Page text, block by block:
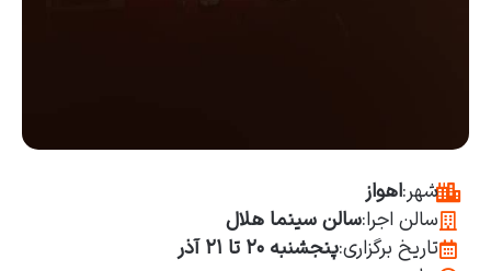
شهر:اهواز
سالن اجرا:سالن سینما هلال
تاریخ برگزاری:پنجشنبه ۲۰ تا ۲۱ آذر